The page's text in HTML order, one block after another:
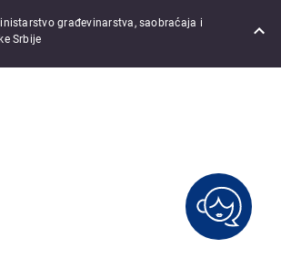
građevinarstva, saobraćaja i
Srbije